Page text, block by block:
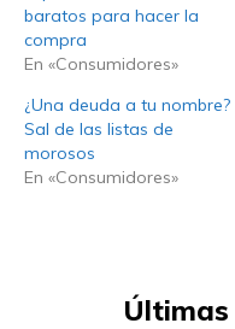
baratos para hacer la
compra
En «Consumidores»
¿Una deuda a tu nombre?
Sal de las listas de
morosos
En «Consumidores»
Últimas